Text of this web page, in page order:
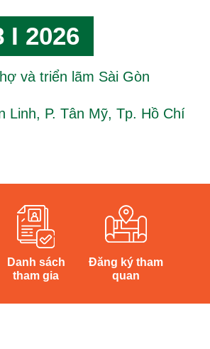
I 2026
và triển lãm Sài Gòn
Linh, P. Tân Mỹ, Tp. Hồ Chí
Danh sách
tham gia
Đăng ký tham
quan